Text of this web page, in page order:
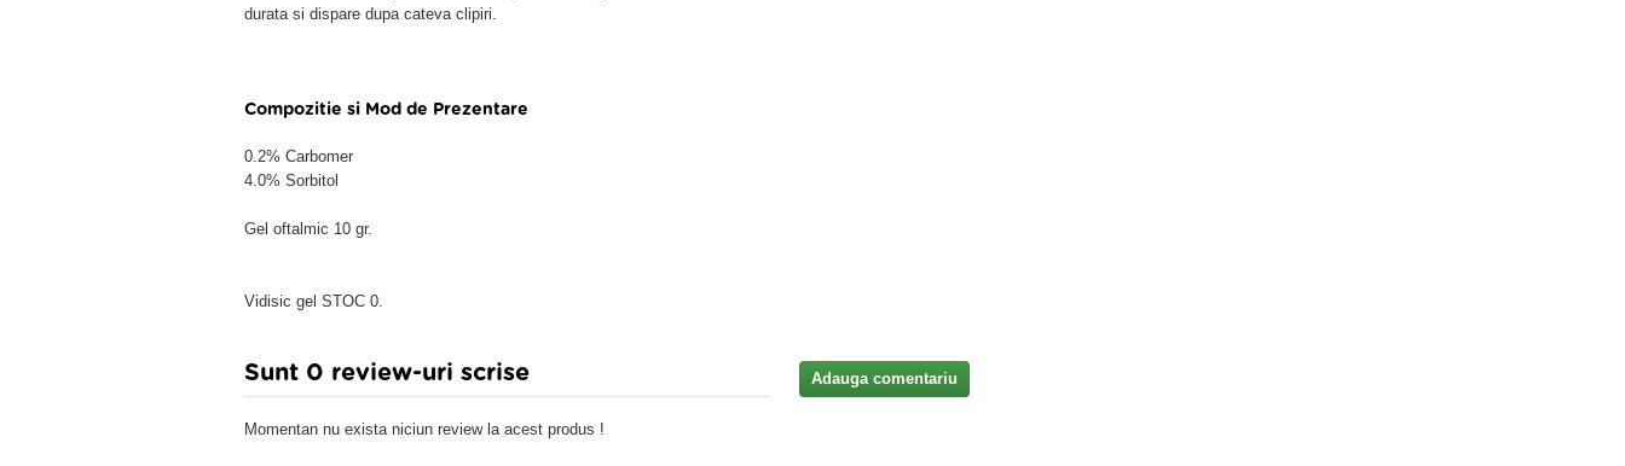
durata si dispare dupa cateva clipiri.
Compozitie si Mod de Prezentare
0.2% Carbomer
4.0% Sorbitol
Gel oftalmic 10 gr.
Vidisic gel STOC 0.
Sunt 0 review-uri scrise Adauga comentariu
Momentan nu exista niciun review la acest produs !